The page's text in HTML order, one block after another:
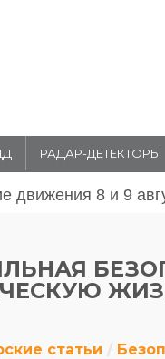
РАДАР-ДЕТЕКТОРЫ
движения 31 июля
статьи